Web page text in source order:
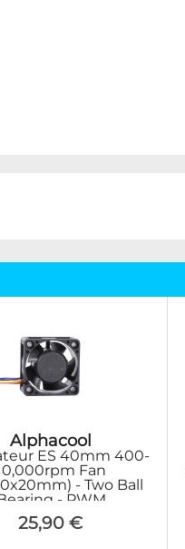
Alphacool
ES 40mm 400-
Fan
- Two Ball
- PWM
25,90 €